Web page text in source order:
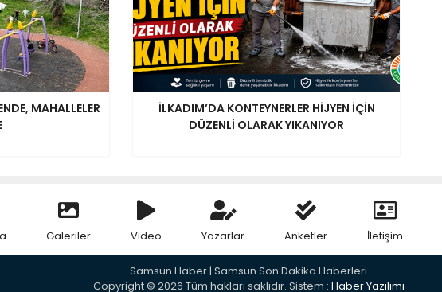
MAHALLELER
İLKADIM’DA KONTEYNERLER HİJYEN İÇİN
DÜZENLİ OLARAK YIKANIYOR
Galeriler Video Yazarlar Anketler İletişim
Samsun Haber | Samsun Son Dakika Haberleri
Copyright © 2026 Tüm hakları saklıdır. Sistem : Haber Yazılımı